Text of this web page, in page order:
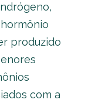
produzido
com a